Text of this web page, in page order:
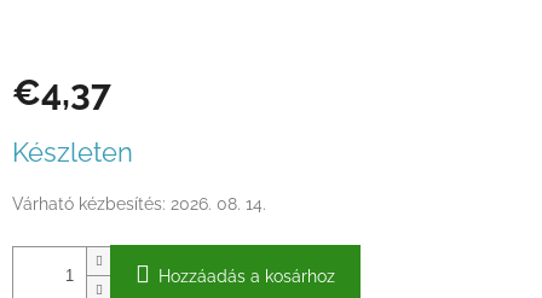
€4,37
Készleten
Várható kézbesítés: 2026. 08. 14.
Hozzáadás a kosárhoz